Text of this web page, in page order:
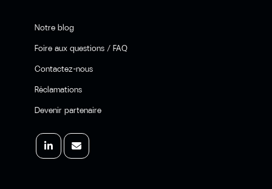
Notre blog
Foire aux questions / FAQ
Contactez-nous
Réclamations
Devenir partenaire